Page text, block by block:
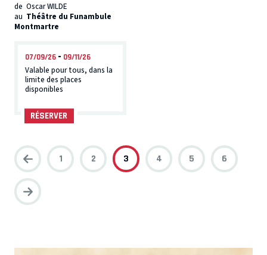
de Oscar WILDE
au Théâtre du Funambule
Montmartre
07/09/26 - 09/11/26
Valable pour tous, dans la
limite des places
disponibles
RÉSERVER
1 2 3 4 5 6